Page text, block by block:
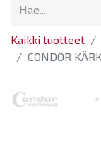
Kaikki tuotteet
CONDOR